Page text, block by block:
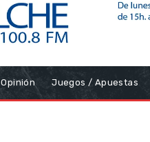
Opinión Juegos / Apuestas